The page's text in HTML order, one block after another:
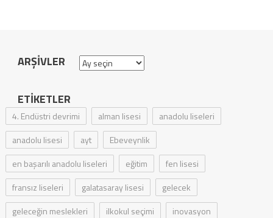
ARŞIVLER Arşivler
ETIKETLER
4. Endüstri devrimi alman lisesi
anadolu liseleri
anadolu lisesi
ayt
Ebeveynlik
en başarılı anadolu liseleri
eğitim
fen lisesi
fransız liseleri
galatasaray lisesi
gelecek
geleceğin meslekleri
ilkokul seçimi
inovasyon